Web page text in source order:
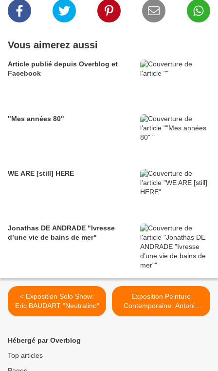
Vous aimerez aussi
Article publié depuis Overblog et
Facebook
"Mes années 80"
WE ARE [still] HERE
Jonathas DE ANDRADE "Ivresse
d’une vie de bains de mer"
< Exposition Solo Show:
Eric BAUDART "Neutralino"
Exposition Peinture
Contemporaine: Antonio
SEGUI >
Hébergé par Overblog
Top articles